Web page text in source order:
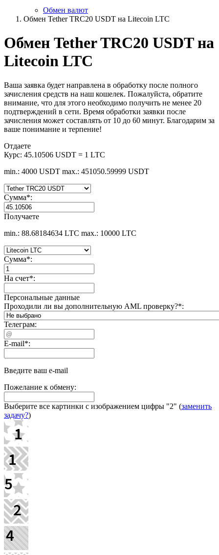
Обмен валют
Обмен Tether TRC20 USDT на Litecoin LTC
Обмен Tether TRC20 USDT на
Litecoin LTC
Ваша заявка будет направлена в обработку после полного
зачисления средств на наш кошелек. Пожалуйста, обратите
внимание, что для этого необходимо получить не менее 20
подтверждений в сети. Время обработки заявки после
зачисления может составлять от 10 до 60 минут. Благодарим за
ваше понимание и терпение!
Отдаете
Курс: 45.10506 USDT = 1 LTC
min.: 4000 USDT max.: 451050.59999 USDT
Сумма*:
Получаете
min.: 88.68184634 LTC max.: 10000 LTC
Сумма*:
На счет*:
Персональные данные
Проходили ли вы дополнительную AML проверку?*:
Телеграм:
E-mail*:
Введите ваш e-mail
Пожелание к обмену:
Выберите все картинки с изображением цифры "2" (заменить
задачу?)